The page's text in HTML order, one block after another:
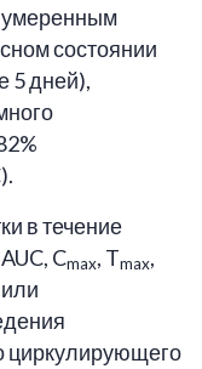
умеренным
состоянии
5 дней),
в течение
Cmax, Tmax,
циркулирующего